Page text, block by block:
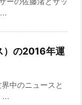
）の2016年運
中のニュースと
...